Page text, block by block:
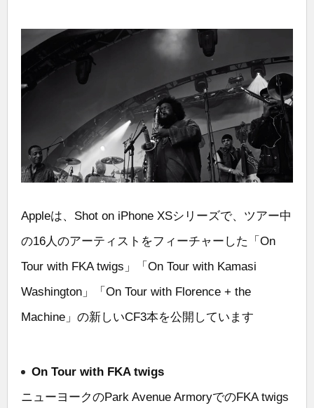
Appleは、Shot on iPhone XSシリーズで、ツアー中
の16人のアーティストをフィーチャーした「On
Tour with FKA twigs」「On Tour with Kamasi
Washington」「On Tour with Florence + the
Machine」の新しいCF3本を公開しています
On Tour with FKA twigs
ニューヨークのPark Avenue ArmoryでのFKA twigs